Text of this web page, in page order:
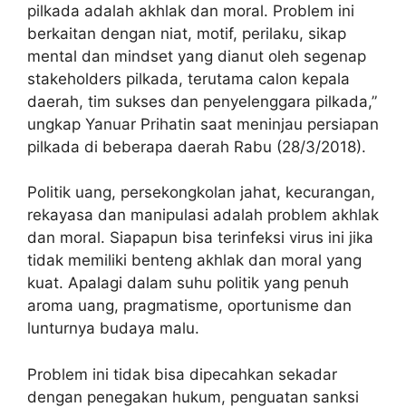
pilkada adalah akhlak dan moral. Problem ini
berkaitan dengan niat, motif, perilaku, sikap
mental dan mindset yang dianut oleh segenap
stakeholders pilkada, terutama calon kepala
daerah, tim sukses dan penyelenggara pilkada,”
ungkap Yanuar Prihatin saat meninjau persiapan
pilkada di beberapa daerah Rabu (28/3/2018).
Politik uang, persekongkolan jahat, kecurangan,
rekayasa dan manipulasi adalah problem akhlak
dan moral. Siapapun bisa terinfeksi virus ini jika
tidak memiliki benteng akhlak dan moral yang
kuat. Apalagi dalam suhu politik yang penuh
aroma uang, pragmatisme, oportunisme dan
lunturnya budaya malu.
Problem ini tidak bisa dipecahkan sekadar
dengan penegakan hukum, penguatan sanksi